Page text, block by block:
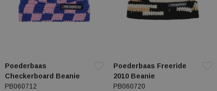
Poederbaas
Checkerboard Beanie
PB060712
Poederbaas Freeride
2010 Beanie
PB060720